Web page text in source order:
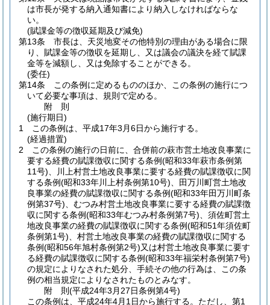
は市長が発する納入通知書により納入しなければならな
い。
(賦課金等の徴収延期及び減免)
第13条
市長は、天災地変その他特別の理由がある場合に限
り、賦課金等の徴収を延期し、又は議会の議決を経て賦課
金等を減額し、又は免除することができる。
(委任)
第14条
この条例に定めるもののほか、この条例の施行につ
いて必要な事項は、規則で定める。
附 則
(施行期日)
1
この条例は、平成17年3月6日から施行する。
(経過措置)
2
この条例の施行の日前に、合併前の萩市営土地改良事業に
要する経費の賦課徴収に関する条例(昭和33年萩市条例第
11号) 、川上村営土地改良事業に要する経費の賦課徴収に関
する条例(昭和33年川上村条例第10号) 、田万川町営土地改
良事業の経費の賦課徴収に関する条例(昭和33年田万川町条
例第37号) 、むつみ村営土地改良事業に要する経費の賦課徴
収に関する条例(昭和33年むつみ村条例第7号) 、須佐町営土
地改良事業の経費の賦課徴収に関する条例(昭和51年須佐町
条例第1号) 、村営土地改良事業の経費の賦課徴収に関する
条例(昭和56年旭村条例第2号)又は村営土地改良事業に要す
る経費の賦課徴収に関する条例(昭和33年福栄村条例第7号)
の規定によりなされた処分、手続その他の行為は、この条
例の相当規定によりなされたものとみなす。
附 則(平成24年3月27日条例第4号)
この条例は、平成24年4月1日から施行する。 ただし、第1